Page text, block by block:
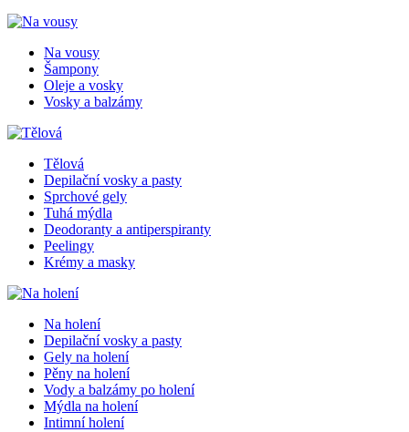
Na vousy
Šampony
Oleje a vosky
Vosky a balzámy
Tělová
Depilační vosky a pasty
Sprchové gely
Tuhá mýdla
Deodoranty a antiperspiranty
Peelingy
Krémy a masky
Na holení
Depilační vosky a pasty
Gely na holení
Pěny na holení
Vody a balzámy po holení
Mýdla na holení
Intimní holení